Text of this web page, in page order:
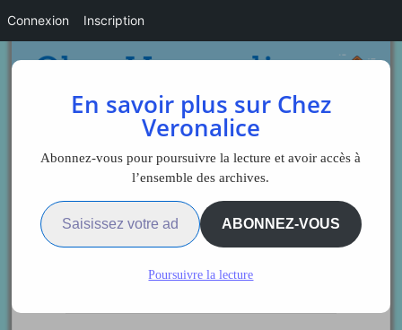
Sidebar
En savoir plus sur Chez
Veronalice
Abonnez-vous pour poursuivre la lecture et avoir accès à
l’ensemble des archives.
Saisissez votre adresse e-mail…
ABONNEZ-VOUS
Poursuivre la lecture
Connexion Inscription